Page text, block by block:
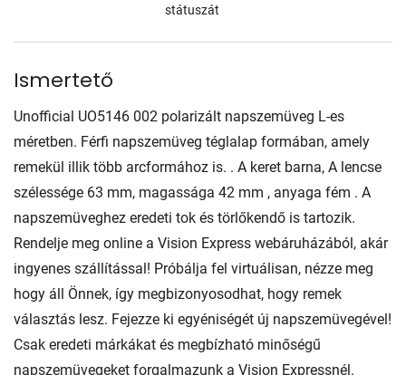
státuszát
Ismertető
Unofficial UO5146 002 polarizált napszemüveg L-es
méretben. Férfi napszemüveg téglalap formában, amely
remekül illik több arcformához is. . A keret barna, A lencse
szélessége 63 mm, magassága 42 mm , anyaga fém . A
napszemüveghez eredeti tok és törlőkendő is tartozik.
Rendelje meg online a Vision Express webáruházából, akár
ingyenes szállítással! Próbálja fel virtuálisan, nézze meg
hogy áll Önnek, így megbizonyosodhat, hogy remek
választás lesz. Fejezze ki egyéniségét új napszemüvegével!
Csak eredeti márkákat és megbízható minőségű
napszemüvegeket forgalmazunk a Vision Expressnél.